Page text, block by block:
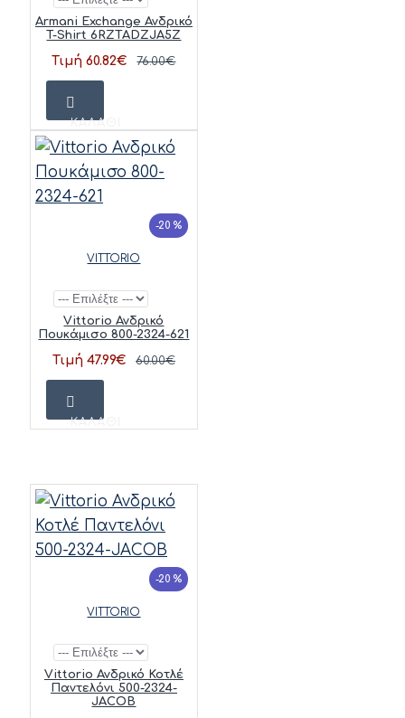
Armani Exchange Ανδρικό
T-Shirt 6RZTADZJA5Z
Τιμή 60.82€ 76.00€
ΚΑΛΆΘΙ
-20 %
VITTORIO
Vittorio Ανδρικό
Πουκάμισο 800-2324-621
Τιμή 47.99€ 60.00€
ΚΑΛΆΘΙ
-20 %
VITTORIO
Vittorio Ανδρικό Κοτλέ
Παντελόνι 500-2324-
JACOB